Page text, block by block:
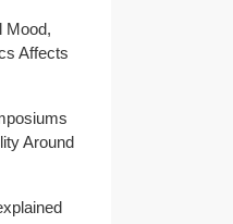
Mood,
Affects
Around